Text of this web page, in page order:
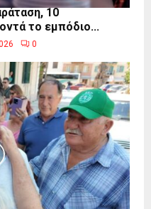
10
το εμπόδιο...
0